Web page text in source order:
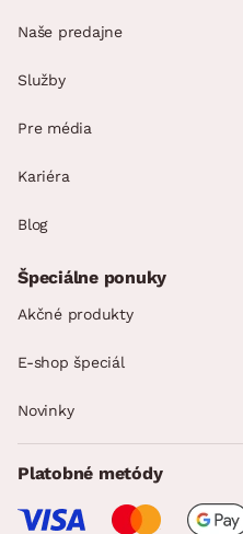
Naše predajne
Služby
Pre média
Kariéra
Blog
Špeciálne ponuky
Akčné produkty
E-shop špeciál
Novinky
Platobné metódy